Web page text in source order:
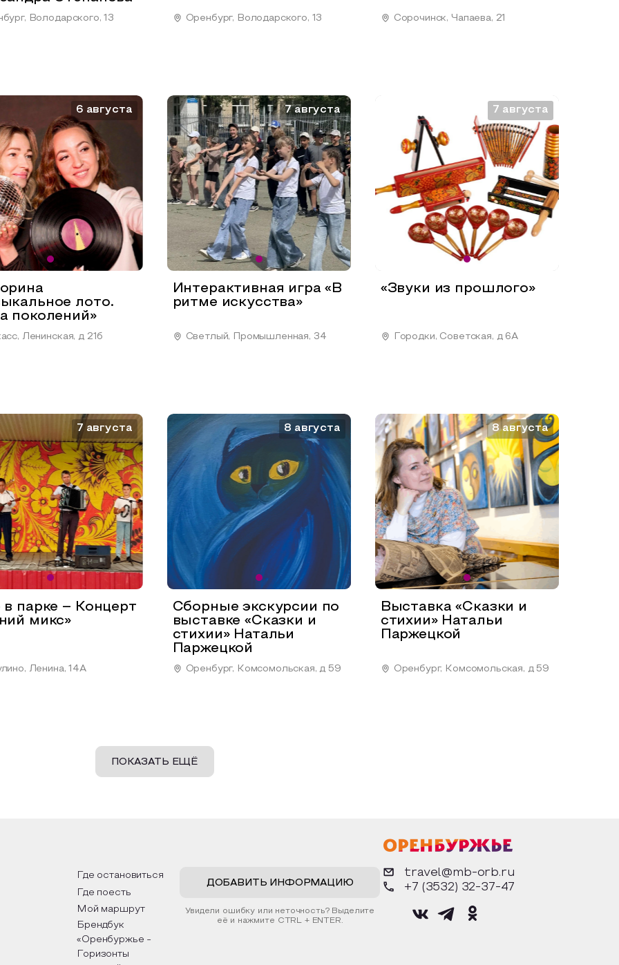
Володарского, 13 Оренбург, Володарского, 13 Сорочинск, Чапаева, 21
6 августа
лото.
поколений»
Ленинская, д 21б
7 августа
Интерактивная игра «В
ритме искусства»
Светлый, Промышленная, 34
7 августа
«Звуки из прошлого»
Городки, Советская, д 6А
7 августа
в парке – Концерт
микс»
Ленина, 14А
8 августа
Сборные экскурсии по
выставке «Сказки и
стихии» Натальи
Паржецкой
Оренбург, Комсомольская, д 59
8 августа
Выставка «Сказки и
стихии» Натальи
Паржецкой
Оренбург, Комсомольская, д 59
ПОКАЗАТЬ ЕЩЁ
Где остановиться
Где поесть
Мой маршрут
Брендбук
«Оренбуржье -
Горизонты
ДОБАВИТЬ ИНФОРМАЦИЮ
Увидели ошибку или неточность? Выделите
её и нажмите CTRL + ENTER.
travel@mb-orb.ru
+7 (3532) 32-37-47